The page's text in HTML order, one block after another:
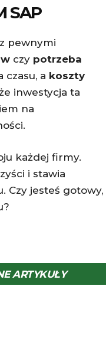
SAP
pewnymi
czy potrzeba
a koszty
inwestycja ta
na
każdej firmy.
i stawia
Czy jesteś gotowy,
ARTYKUŁY